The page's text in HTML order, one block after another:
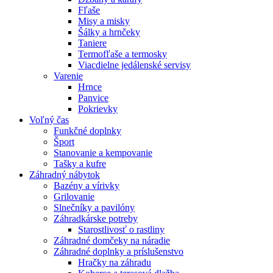
Fľaše
Misy a misky
Šálky a hrnčeky
Taniere
Termofľaše a termosky
Viacdielne jedálenské servisy
Varenie
Hrnce
Panvice
Pokrievky
Voľný čas
Funkčné doplnky
Šport
Stanovanie a kempovanie
Tašky a kufre
Záhradný nábytok
Bazény a vírivky
Grilovanie
Slnečníky a pavilóny
Záhradkárske potreby
Starostlivosť o rastliny
Záhradné domčeky na náradie
Záhradné doplnky a príslušenstvo
Hračky na záhradu